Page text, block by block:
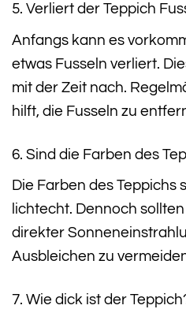
5. Verliert der Teppich
Anfangs kann es
etwas Fusseln verliert.
mit der Zeit nach.
hilft, die Fusseln zu
6. Sind die Farben des
Die Farben des Teppichs
lichtecht. Dennoch
direkter
Ausbleichen zu
7. Wie dick ist der